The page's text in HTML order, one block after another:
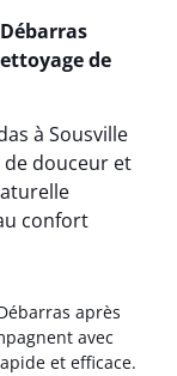
de
à Sousville
de douceur et
confort
après
avec
et efficace.